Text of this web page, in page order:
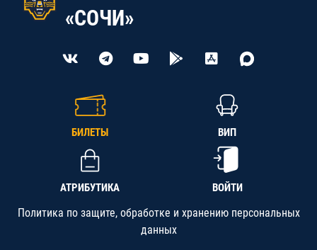
«СОЧИ»
БИЛЕТЫ ВИП
АТРИБУТИКА ВОЙТИ
Политика по защите, обработке и хранению персональных
данных